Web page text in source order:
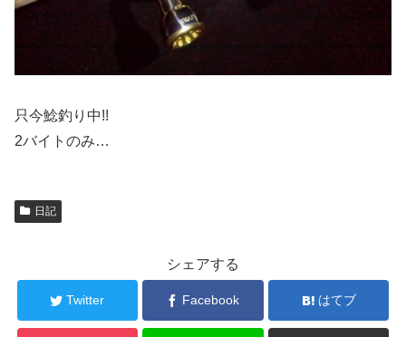
只今鯰釣り中!!
2バイトのみ…
日記
シェアする
Twitter Facebook はてブ